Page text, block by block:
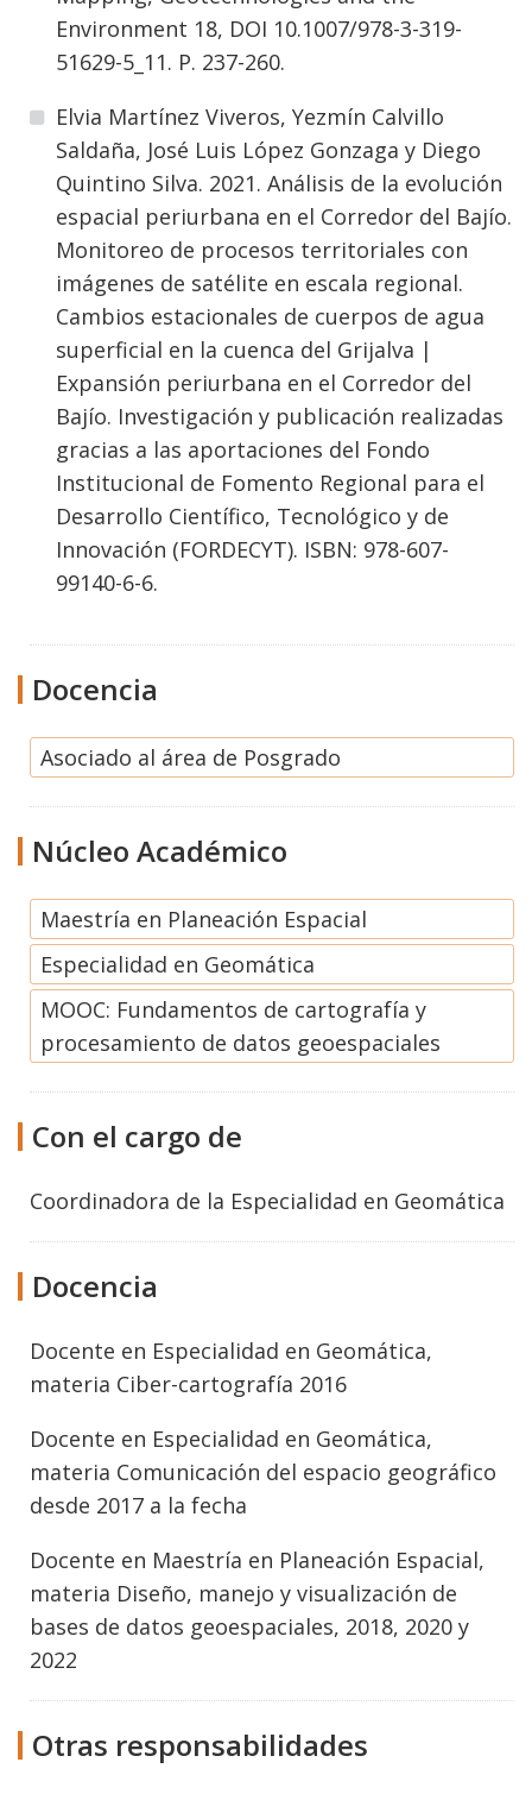
Environment 18, DOI 10.1007/978-3-319-
51629-5_11. P. 237-260.
Elvia Martínez Viveros, Yezmín Calvillo
Saldaña, José Luis López Gonzaga y Diego
Quintino Silva. 2021. Análisis de la evolución
espacial periurbana en el Corredor del Bajío.
Monitoreo de procesos territoriales con
imágenes de satélite en escala regional.
Cambios estacionales de cuerpos de agua
superficial en la cuenca del Grijalva |
Expansión periurbana en el Corredor del
Bajío. Investigación y publicación realizadas
gracias a las aportaciones del Fondo
Institucional de Fomento Regional para el
Desarrollo Científico, Tecnológico y de
Innovación (FORDECYT). ISBN: 978-607-
99140-6-6.
Docencia
Asociado al área de Posgrado
Núcleo Académico
Maestría en Planeación Espacial
Especialidad en Geomática
MOOC: Fundamentos de cartografía y
procesamiento de datos geoespaciales
Con el cargo de
Coordinadora de la Especialidad en Geomática
Docencia
Docente en Especialidad en Geomática,
materia Ciber-cartografía 2016
Docente en Especialidad en Geomática,
materia Comunicación del espacio geográfico
desde 2017 a la fecha
Docente en Maestría en Planeación Espacial,
materia Diseño, manejo y visualización de
bases de datos geoespaciales, 2018, 2020 y
2022
Otras responsabilidades